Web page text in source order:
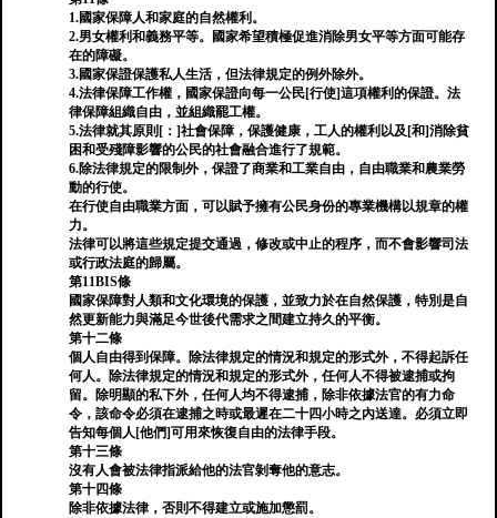
1.國家保障人和家庭的自然權利。
2.男女權利和義務平等。國家希望積極促進消除男女平等方面可能存
在的障礙。
3.國家保證保護私人生活，但法律規定的例外除外。
4.法律保障工作權，國家保證向每一公民[行使]這項權利的保證。法
律保障組織自由，並組織罷工權。
5.法律就其原則[：]社會保障，保護健康，工人的權利以及[和]消除貧
困和受殘障影響的公民的社會融合進行了規範。
6.除法律規定的限制外，保證了商業和工業自由，自由職業和農業勞
動的行使。
在行使自由職業方面，可以賦予擁有公民身份的專業機構以規章的權
力。
法律可以將這些規定提交通過，修改或中止的程序，而不會影響司法
或行政法庭的歸屬。
第11BIS條
國家保障對人類和文化環境的保護，並致力於在自然保護，特別是自
然更新能力與滿足今世後代需求之間建立持久的平衡。
第十二條
個人自由得到保障。除法律規定的情況和規定的形式外，不得起訴任
何人。除法律規定的情況和規定的形式外，任何人不得被逮捕或拘
留。除明顯的私下外，任何人均不得逮捕，除非依據法官的有力命
令，該命令必須在逮捕之時或最遲在二十四小時之內送達。必須立即
告知每個人[他們]可用來恢復自由的法律手段。
第十三條
沒有人會被法律指派給他的法官剝奪他的意志。
第十四條
除非依據法律，否則不得建立或施加懲罰。